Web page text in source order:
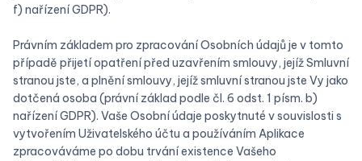
f) nařízení GDPR).
Právním základem pro zpracování Osobních údajů je v tomto
případě přijetí opatření před uzavřením smlouvy, jejíž Smluvní
stranou jste, a plnění smlouvy, jejíž smluvní stranou jste Vy jako
dotčená osoba (právní základ podle čl. 6 odst. 1 písm. b)
nařízení GDPR). Vaše Osobní údaje poskytnuté v souvislosti s
vytvořením Uživatelského účtu a používáním Aplikace
zpracováváme po dobu trvání existence Vašeho